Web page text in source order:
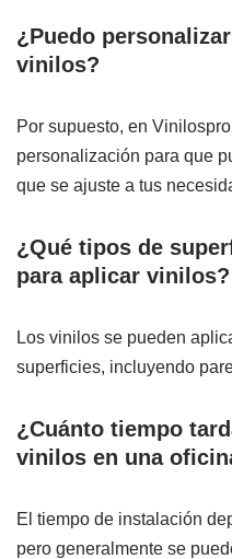
¿Puedo
vinilos?
Por supuesto, en
personalización para que
que se ajuste a tus
¿Qué tipos de
para aplicar vinilos?
Los vinilos se pueden
superficies, incluyendo
¿Cuánto tiempo
vinilos en una
El tiempo de instalación
pero generalmente se